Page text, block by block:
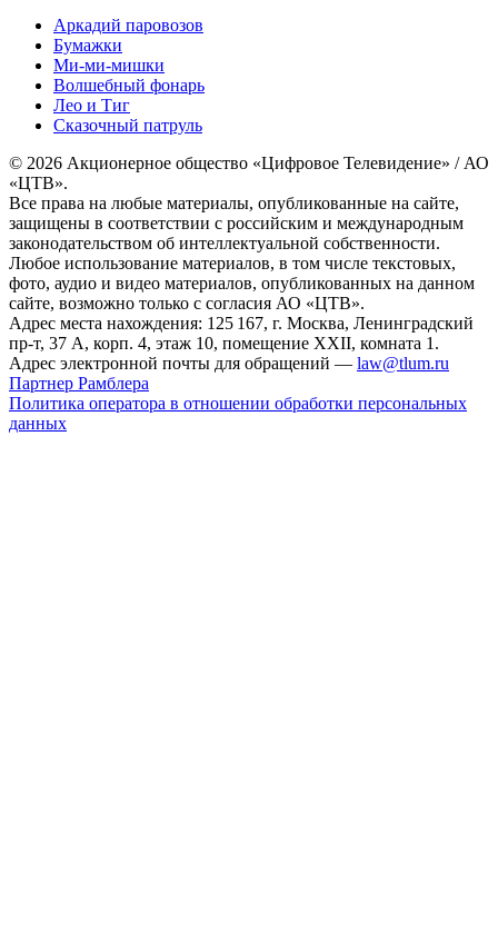
Аркадий паровозов
Бумажки
Ми-ми-мишки
Волшебный фонарь
Лео и Тиг
Сказочный патруль
© 2026 Акционерное общество «Цифровое Телевидение» / АО
«ЦТВ».
Все права на любые материалы, опубликованные на сайте,
защищены в соответствии с российским и международным
законодательством об интеллектуальной собственности.
Любое использование материалов, в том числе текстовых,
фото, аудио и видео материалов, опубликованных на данном
сайте, возможно только с согласия АО «ЦТВ».
Адрес места нахождения: 125 167, г. Москва, Ленинградский
пр-т, 37 А, корп. 4, этаж 10, помещение XXII, комната 1.
Адрес электронной почты для обращений — law@tlum.ru
Партнер Рамблера
Политика оператора в отношении обработки персональных
данных